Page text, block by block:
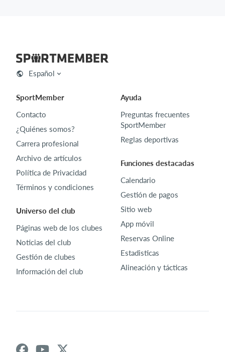
Español
SportMember
Contacto
¿Quiénes somos?
Carrera profesional
Archivo de artículos
Política de Privacidad
Términos y condiciones
Universo del club
Páginas web de los clubes
Noticias del club
Gestión de clubes
Información del club
Ayuda
Preguntas frecuentes
SportMember
Reglas deportivas
Funciones destacadas
Calendario
Gestión de pagos
Sitio web
App móvil
Reservas Online
Estadisticas
Alineación y tácticas